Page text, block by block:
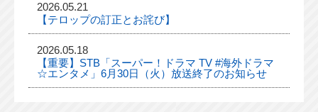
2026.05.21
【テロップの訂正とお詫び】
2026.05.18
【重要】STB「スーパー！ドラマ TV #海外ドラマ
☆エンタメ」6月30日（火）放送終了のお知らせ